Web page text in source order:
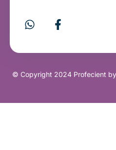
© Copyright 2024 Profecient by